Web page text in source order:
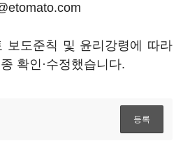
보도준칙 및 윤리강령에 따라
확인·수정했습니다.